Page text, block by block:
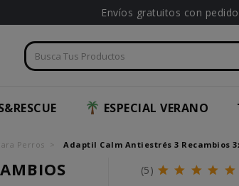
Envíos gratuitos con
ESPECIAL VERANO
Perros Adaptil Calm Antiestrés 3 Recambios
(5)